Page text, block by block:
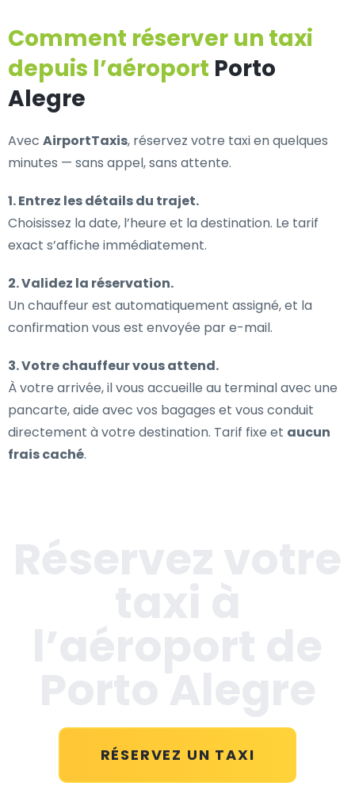
Comment réserver un taxi
depuis l’aéroport Porto
Alegre
Avec AirportTaxis, réservez votre taxi en quelques
minutes — sans appel, sans attente.
1. Entrez les détails du trajet.
Choisissez la date, l’heure et la destination. Le tarif
exact s’affiche immédiatement.
2. Validez la réservation.
Un chauffeur est automatiquement assigné, et la
confirmation vous est envoyée par e-mail.
3. Votre chauffeur vous attend.
À votre arrivée, il vous accueille au terminal avec une
pancarte, aide avec vos bagages et vous conduit
directement à votre destination. Tarif fixe et aucun
frais caché.
RÉSERVEZ UN TAXI